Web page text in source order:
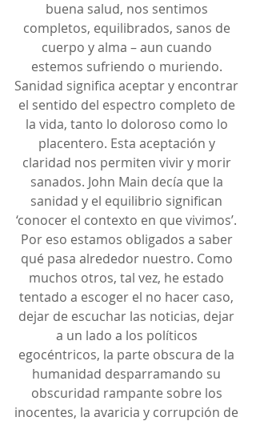
buena salud, nos sentimos
completos, equilibrados, sanos de
cuerpo y alma – aun cuando
estemos sufriendo o muriendo.
Sanidad significa aceptar y encontrar
el sentido del espectro completo de
la vida, tanto lo doloroso como lo
placentero. Esta aceptación y
claridad nos permiten vivir y morir
sanados. John Main decía que la
sanidad y el equilibrio significan
‘conocer el contexto en que vivimos’.
Por eso estamos obligados a saber
qué pasa alrededor nuestro. Como
muchos otros, tal vez, he estado
tentado a escoger el no hacer caso,
dejar de escuchar las noticias, dejar
a un lado a los políticos
egocéntricos, la parte obscura de la
humanidad desparramando su
obscuridad rampante sobre los
inocentes, la avaricia y corrupción de